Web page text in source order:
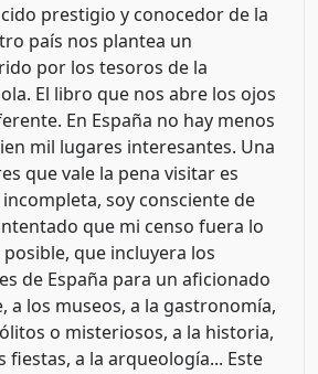
prestigio y conocedor de la
país nos plantea un
por los tesoros de la
El libro que nos abre los ojos
En España no hay menos
mil lugares interesantes. Una
que vale la pena visitar es
soy consciente de
que mi censo fuera lo
que incluyera los
de España para un aficionado
a los museos, a la gastronomía,
o misteriosos, a la historia,
fiestas, a la arqueología... Este